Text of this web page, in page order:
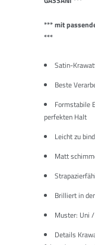
*** mit
***
Satin-
Beste
Formstabile
perfekten Halt
Leicht zu
Matt
Brilliert in
Muster: Uni
Details